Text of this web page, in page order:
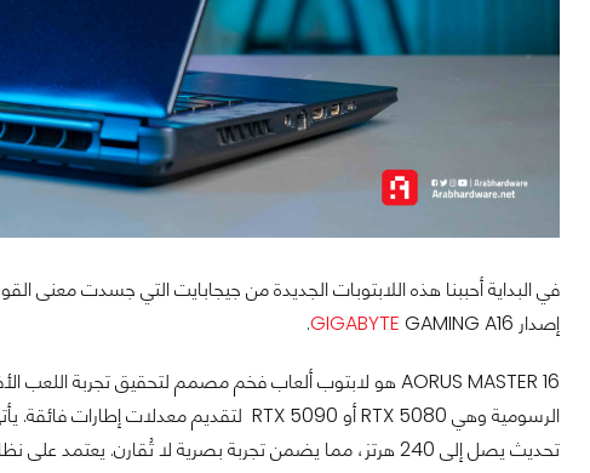
إصدار
GIGABYTE GAMING A16.
تحديث يصل إلى 240 هرتز، مما يضمن تجربة بصرية لا تُقارن. يعتمد على نظام تبريد متطور لتشغيل أحدث الألعاب وأكثرها تطلباً بأقصى إعدادات.